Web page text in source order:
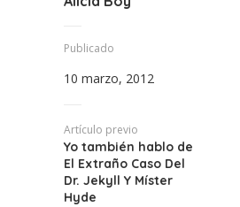
Publicado
10 marzo, 2012
Artículo previo
Yo también hablo de
El Extraño Caso Del
Dr. Jekyll Y Míster
Hyde